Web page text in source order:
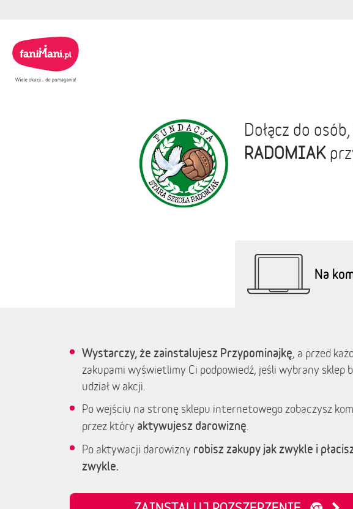
Dołącz do
RADOMIAK
Na
Wystarczy, że zainstalujesz Przypominajkę, a przed
zakupami wyświetlimy Ci podpowiedź, jeśli wybrany sklep
udział w akcji.
Po wejściu na stronę sklepu internetowego zobaczysz
przez który aktywujesz darowiznę
Po aktywacji darowizny robisz zakupy jak zwykle i
zwykle.